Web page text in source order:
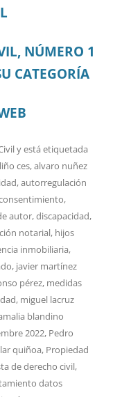
NÚMERO 1
CATEGORÍA
y está etiquetada
ces,alvaro nuñez
,autorregulación
,
autor,discapacidad,
notarial, hijos
inmobiliaria,
, javier martínez
pérez, medidas
, miguel lacruz
blandino
2022, Pedro
quiñoa, Propiedad
de derecho civil,
datos